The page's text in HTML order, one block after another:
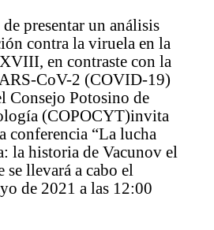
presentar un análisis
contra la viruela en la
en contraste con la
CoV-2 (COVID-19)
Consejo Potosino de
(COPOCYT)invita
conferencia “La lucha
la historia de Vacunov el
llevará a cabo el
de 2021 a las 12:00